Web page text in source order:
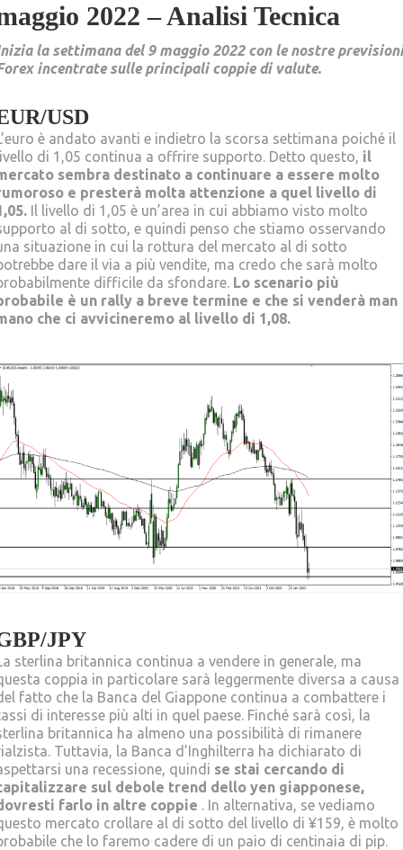
2022 – Analisi Tecnica
la settimana del 9 maggio 2022 con le nostre previsioni
incentrate sulle principali coppie di valute.
USD
è andato avanti e indietro la scorsa settimana poiché il
di 1,05 continua a offrire supporto. Detto questo, il
sembra destinato a continuare a essere molto
e presterà molta attenzione a quel livello di
Il livello di 1,05 è un’area in cui abbiamo visto molto
al di sotto, e quindi penso che stiamo osservando
situazione in cui la rottura del mercato al di sotto
dare il via a più vendite, ma credo che sarà molto
difficile da sfondare. Lo scenario più
è un rally a breve termine e che si venderà man
che ci avvicineremo al livello di 1,08.
JPY
sterlina britannica continua a vendere in generale, ma
coppia in particolare sarà leggermente diversa a causa
fatto che la Banca del Giappone continua a combattere i
di interesse più alti in quel paese. Finché sarà così, la
britannica ha almeno una possibilità di rimanere
Tuttavia, la Banca d’Inghilterra ha dichiarato di
una recessione, quindi se stai cercando di
sul debole trend dello yen giapponese,
farlo in altre coppie . In alternativa, se vediamo
mercato crollare al di sotto del livello di ¥159, è molto
che lo faremo cadere di un paio di centinaia di pip.